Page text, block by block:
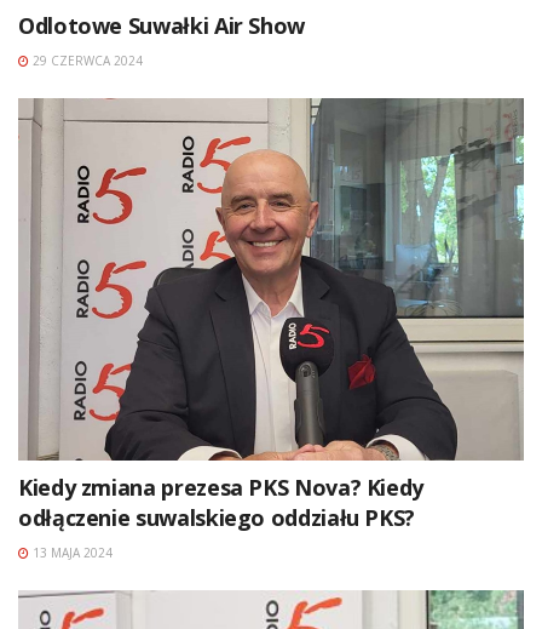
Odlotowe Suwałki Air Show
29 CZERWCA 2024
Kiedy zmiana prezesa PKS Nova? Kiedy
odłączenie suwalskiego oddziału PKS?
13 MAJA 2024